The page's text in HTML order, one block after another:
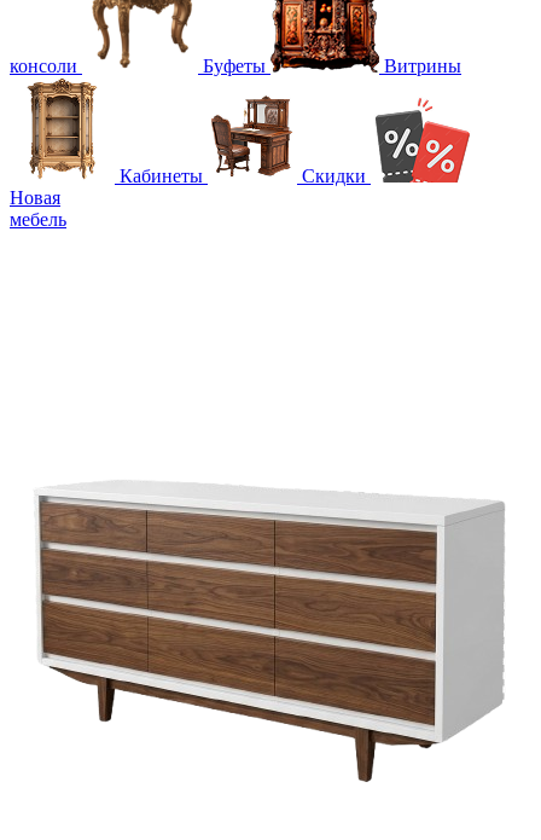
консоли Буфеты Витрины
Кабинеты
Скидки
Новая
мебель